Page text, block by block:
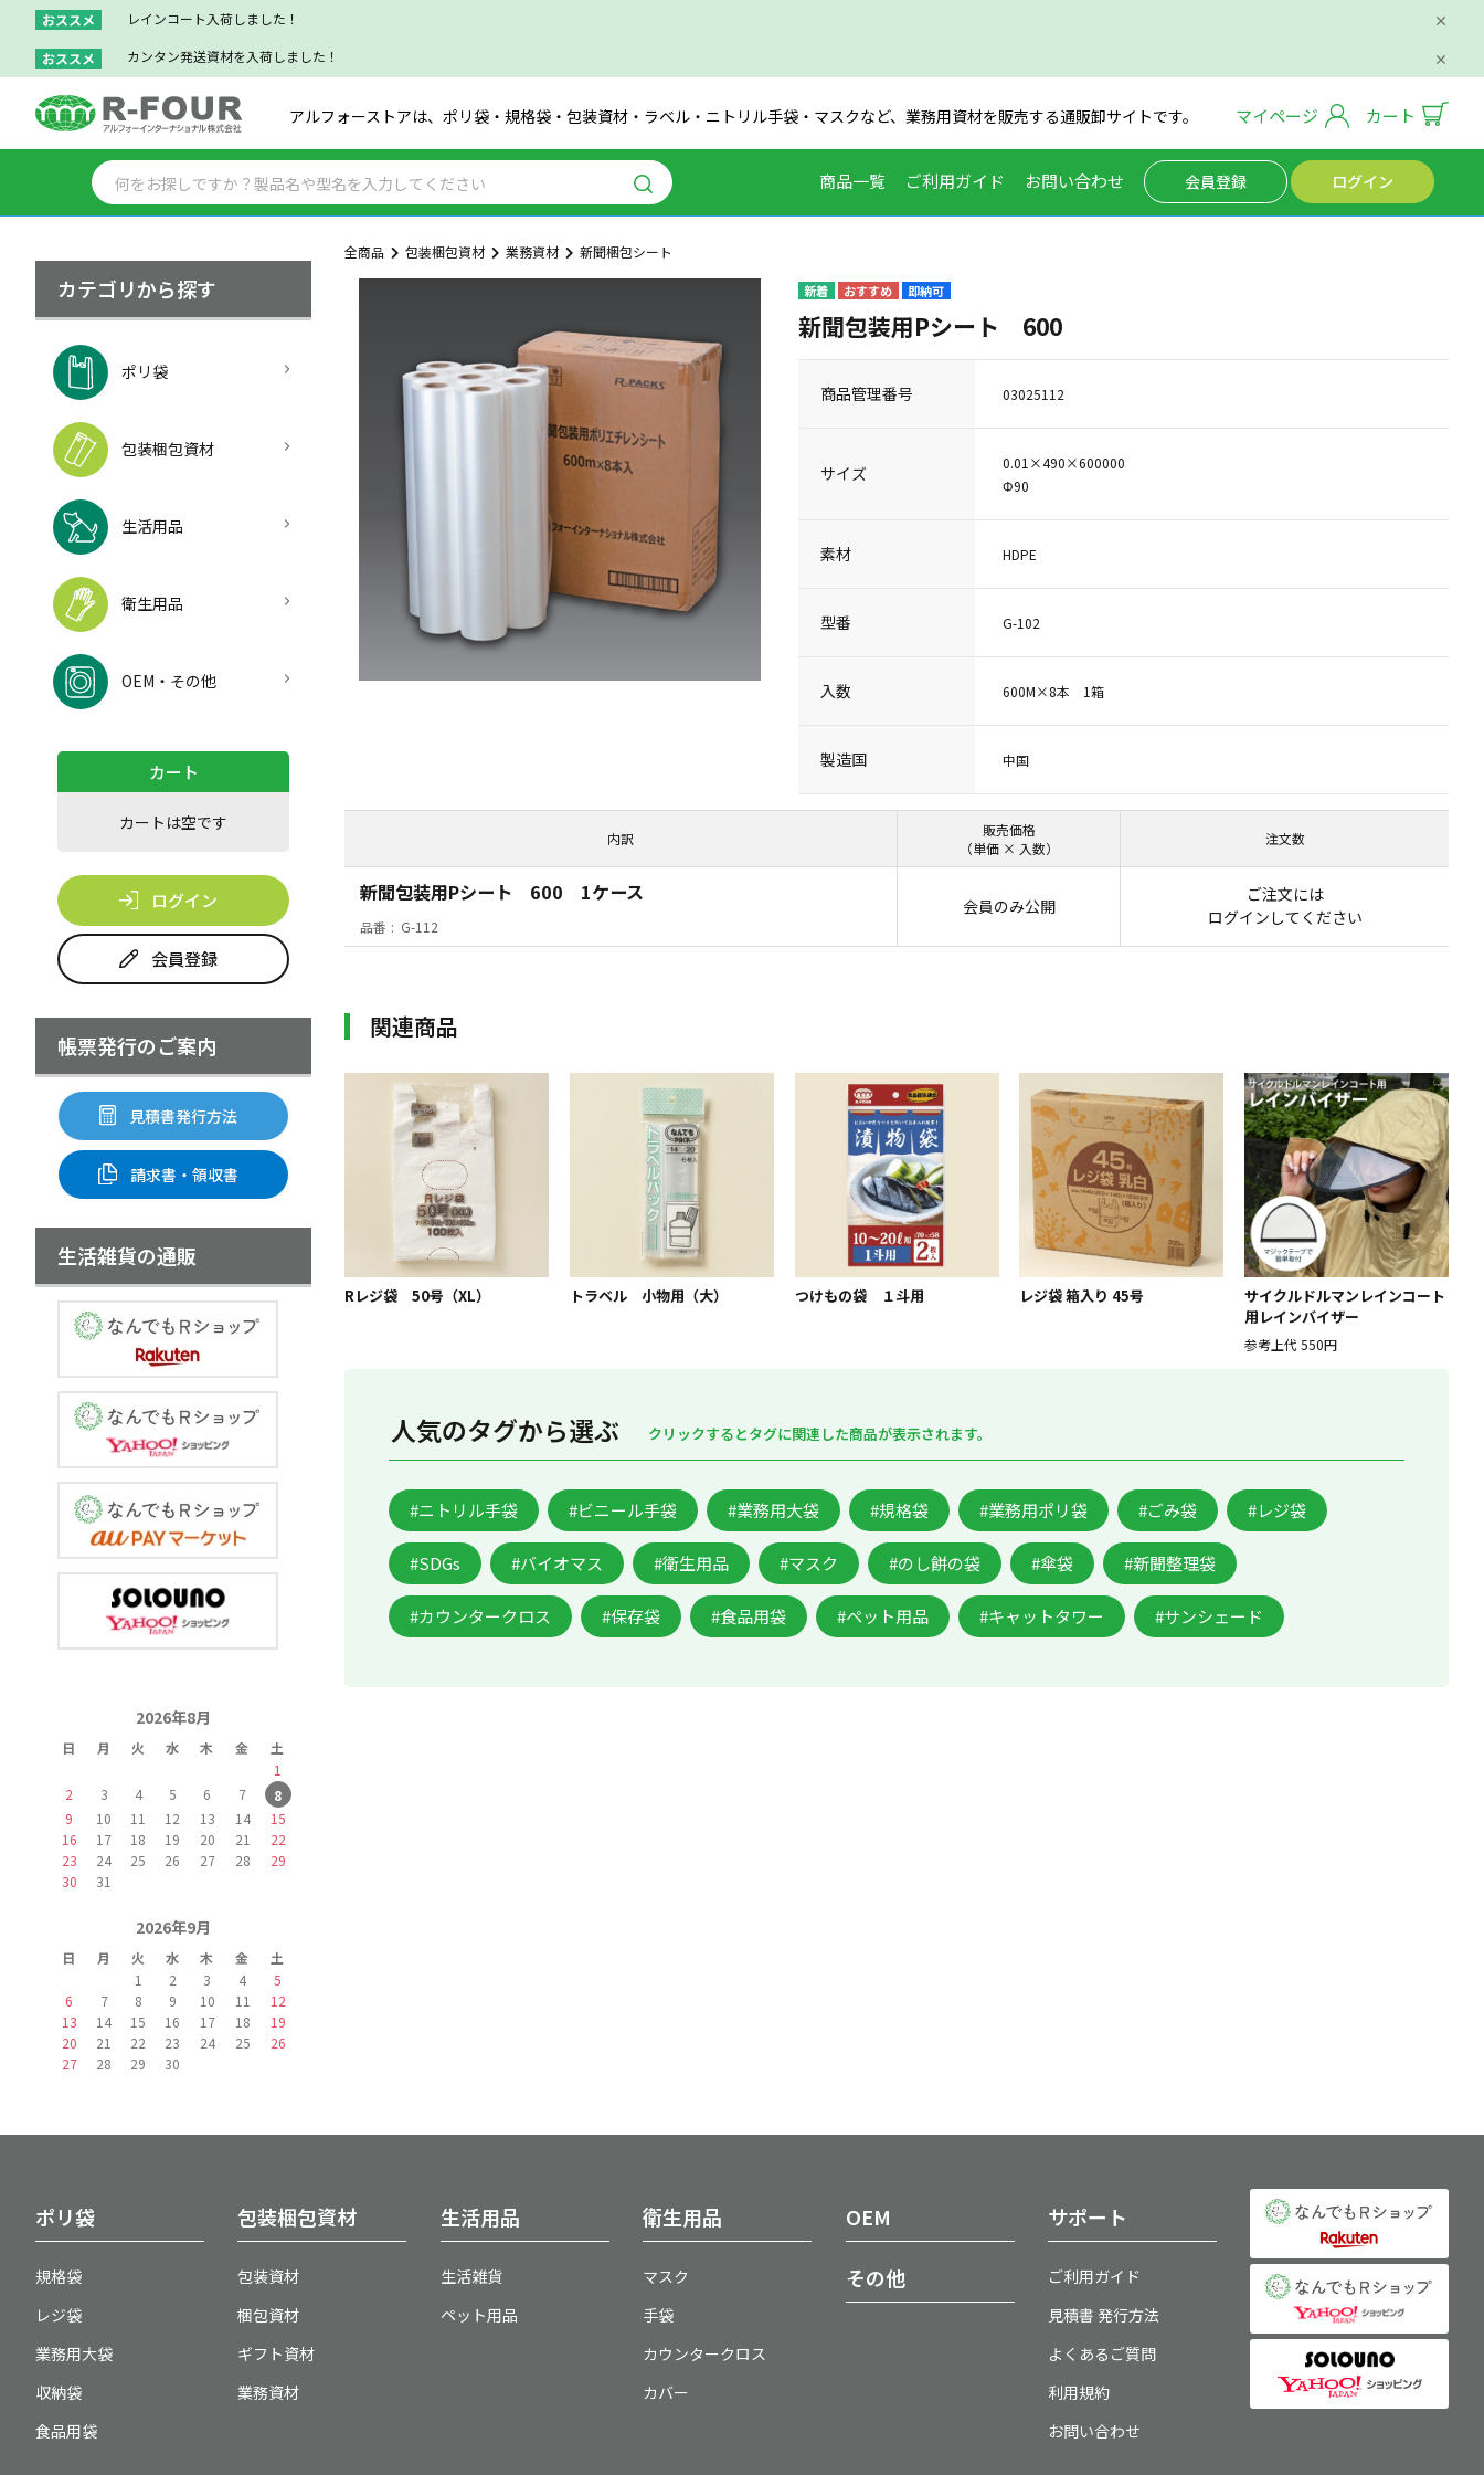
おススメ レインコート入荷しました！
おススメ カンタン発送資材を入荷しました！
アルフォーストアは、ポリ袋・規格袋・包装資材・ラベル・ニトリル手袋・マスクなど、業務用資材を販売する通販卸サイトです。 マイページ カート
商品一覧 ご利用ガイド お問い合わせ 会員登録 ログイン
全商品 包装梱包資材 業務資材 新聞梱包シート
即納可
新聞包装用Pシート 600
商品管理番号 03025112
サイズ
0.01×490×600000
Φ90
素材 HDPE
型番 G-102
入数 600M×8本 1箱
製造国 中国
内訳
販売価格
（単価 × 入数）
注文数
新聞包装用Pシート 600 1ケース
品番 G-112
会員のみ公開
ご注文には
ログイン してください
関連商品
Rレジ袋 50号（XL） トラベル 小物用（大） つけもの袋 １斗用 レジ袋 箱入り 45号
サイクルドルマンレインコート
用レインバイザー
参考上代 550円
人気のタグから選ぶ クリックするとタグに関連した商品が表示されます。
#ニトリル手袋 #ビニール手袋 #業務用大袋 #規格袋 #業務用ポリ袋 #ごみ袋 #レジ袋
#SDGs #バイオマス #衛生用品 #マスク #のし餅の袋 #傘袋 #新聞整理袋
#カウンタークロス #保存袋 #食品用袋 #ペット用品 #キャットタワー #サンシェード
カテゴリから探す
ポリ袋
包装梱包資材
生活用品
衛生用品
OEM・その他
カート
カートは空です
ログイン
会員登録
帳票発行のご案内
見積書発行方法
請求書・領収書
生活雑貨の通販
2026年8月
日 月 火 水 木 金
土
1
2
3 4 5 6 7
8
9
10 11 12 13 14
15
16
17 18 19 20 21
22
23
24 25 26 27 28
29
30
31
2026年9月
日 月 火 水 木 金
土
1
2 3 4
5
6
7 8 9 10 11
12
13
14 15 16 17 18
19
20
21 22 23 24 25
26
27
28 29 30
ポリ袋
規格袋
レジ袋
業務用大袋
収納袋
食品用袋
包装梱包資材
包装資材
梱包資材
ギフト資材
業務資材
生活用品
生活雑貨
ペット用品
衛生用品
マスク
手袋
カウンタークロス
カバー
OEM
その他
サポート
ご利用ガイド
見積書 発行方法
よくあるご質問
利用規約
お問い合わせ